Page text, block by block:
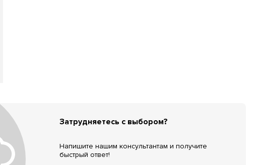
Затрудняетесь с выбором?
Напишите нашим консультантам и получите
быстрый ответ!